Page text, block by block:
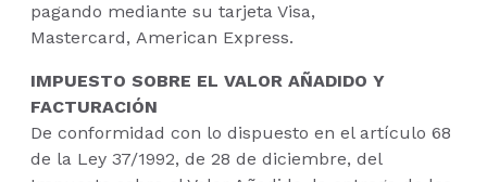
pagando mediante su tarjeta Visa,
Mastercard, American Express.
IMPUESTO SOBRE EL VALOR AÑADIDO Y
FACTURACIÓN
De conformidad con lo dispuesto en el artículo 68
de la Ley 37/1992, de 28 de diciembre, del